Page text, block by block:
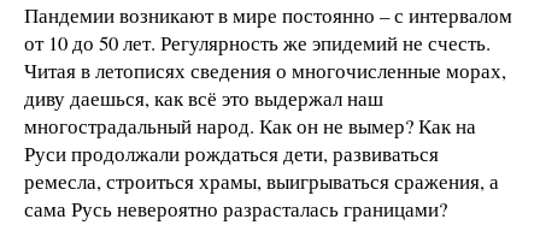
Пандемии возникают в мире постоянно – с интервалом
от 10 до 50 лет. Регулярность же эпидемий не счесть.
Читая в летописях сведения о многочисленные морах,
диву даешься, как всё это выдержал наш
многострадальный народ. Как он не вымер? Как на
Руси продолжали рождаться дети, развиваться
ремесла, строиться храмы, выигрываться сражения, а
сама Русь невероятно разрасталась границами?